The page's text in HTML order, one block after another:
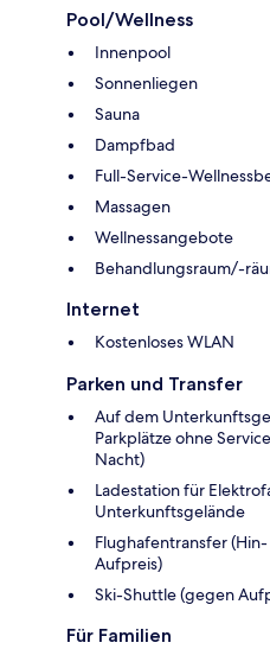
Pool/Wellness
Innenpool
Sonnenliegen
Sauna
Dampfbad
Full-Service-
Massagen
Wellnessangebote
Behandlungsraum/-
Internet
Kostenloses WLAN
Parken und Transfer
Auf dem
Parkplätze ohne
Nacht)
Ladestation für
Unterkunftsgelände
Flughafentransfer
Aufpreis)
Ski-Shuttle (gegen
Für Familien